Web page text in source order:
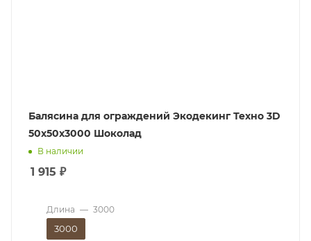
Балясина для ограждений Экодекинг Техно 3D
50x50x3000 Шоколад
В наличии
1 915 ₽
Длина — 3000
3000